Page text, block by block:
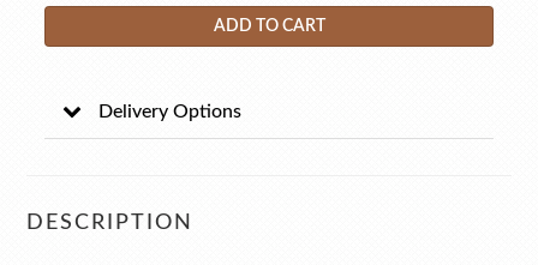
ADD TO CART
Delivery Options
DESCRIPTION